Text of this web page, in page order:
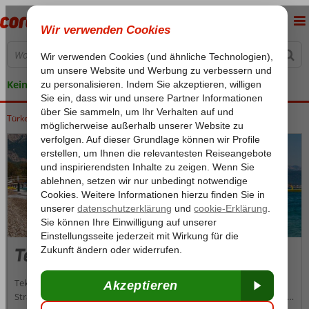
Keine versteckten Kosten
Home
Türkei Türkische Riviera Kemer Tekirova
Tekirova
Tekirova ist ein kleiner, ruhiger Ferienort mit einem langgezogenen
Strand, der von bewaldeten Hügeln und Bergen umgeben ist. Er ist